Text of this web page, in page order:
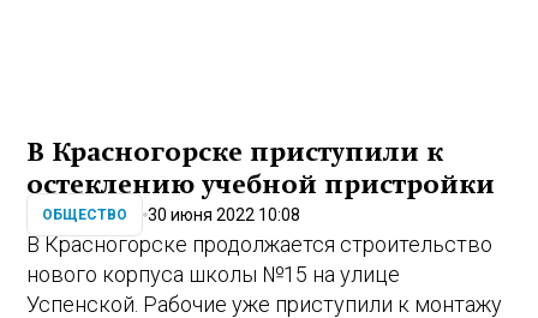
В Красногорске приступили к
остеклению учебной пристройки
ОБЩЕСТВО 30 июня 2022 10:08
В Красногорске продолжается строительство
нового корпуса школы №15 на улице
Успенской. Рабочие уже приступили к монтажу